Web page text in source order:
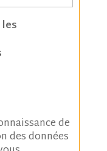
de
des données